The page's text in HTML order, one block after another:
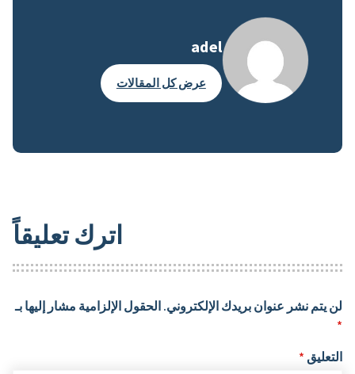
adel
عرض كل المقالات
اترك تعليقاً
لن يتم نشر عنوان بريدك الإلكتروني. الحقول الإلزامية مشار إليها بـ
*
التعليق *